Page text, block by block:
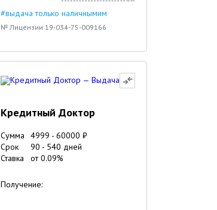
#выдача только наличнымим
№ Лицензии 19-034-75-009166
Кредитный Доктор
Сумма 4999 - 60000 ₽
Срок
90 - 540 дней
Ставка
от0.09%
Получение: